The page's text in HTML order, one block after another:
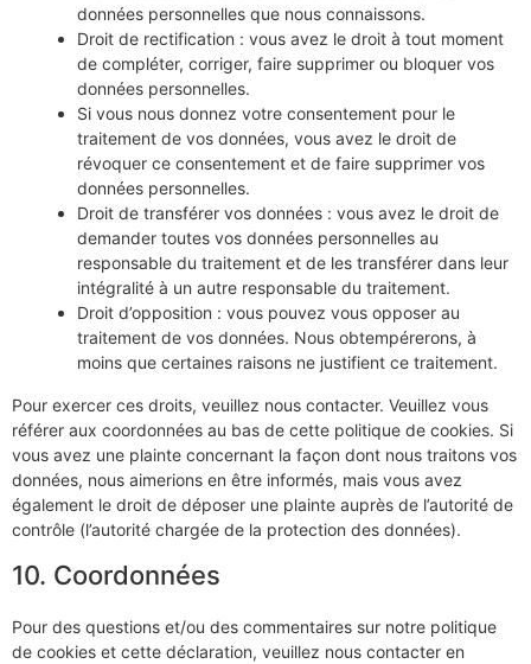
données personnelles que nous connaissons.
Droit de rectification : vous avez le droit à tout moment
de compléter, corriger, faire supprimer ou bloquer vos
données personnelles.
Si vous nous donnez votre consentement pour le
traitement de vos données, vous avez le droit de
révoquer ce consentement et de faire supprimer vos
données personnelles.
Droit de transférer vos données : vous avez le droit de
demander toutes vos données personnelles au
responsable du traitement et de les transférer dans leur
intégralité à un autre responsable du traitement.
Droit d’opposition : vous pouvez vous opposer au
traitement de vos données. Nous obtempérerons, à
moins que certaines raisons ne justifient ce traitement.
Pour exercer ces droits, veuillez nous contacter. Veuillez vous
référer aux coordonnées au bas de cette politique de cookies. Si
vous avez une plainte concernant la façon dont nous traitons vos
données, nous aimerions en être informés, mais vous avez
également le droit de déposer une plainte auprès de l’autorité de
contrôle (l’autorité chargée de la protection des données).
10. Coordonnées
Pour des questions et/ou des commentaires sur notre politique
de cookies et cette déclaration, veuillez nous contacter en